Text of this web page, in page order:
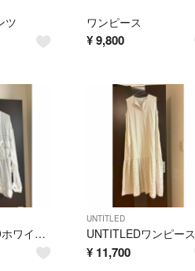
ツ ワンピース
¥ 9,800
COLONY 2139ホワイト シアー 長袖 シャツ ジャケット
UNTITLED
UNTITLEDワンピース
¥ 11,700